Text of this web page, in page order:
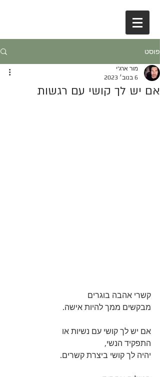
פוסט
אם יש לך קושי עם רגשות
מור ארג'י
6 בנוב׳ 2023
קשרי אהבה בוגרים
מבקשים ממך להיות אישה.
אם יש לך קושי עם נשיות או
התפקיד הנשי,
יהיה לך קושי ביצרת קשרים.